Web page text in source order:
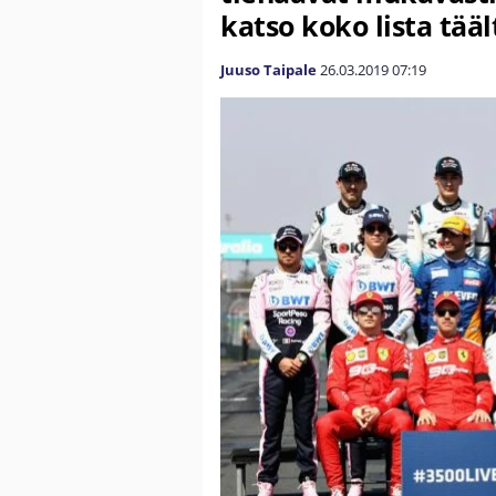
katso koko lista
Juuso Taipale26.03.201907:19